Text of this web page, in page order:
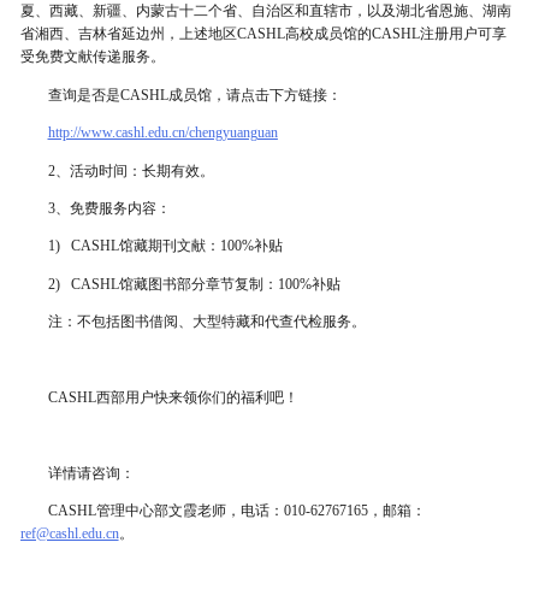
主
要
内
容
最新消息
联系我们
夏、西藏、新疆、内蒙古十二个省、自治区和直辖市，以及湖北省恩施、湖南
省湘西、吉林省延边州，上述地区CASHL高校成员馆的CASHL注册用户可享
受免费文献传递服务。
查询是否是CASHL成员馆，请点击下方链接：
http://www.cashl.edu.cn/chengyuanguan
2、活动时间： 长期有效。
3、免费服务内容：
1) CASHL馆藏期刊文献：100%补贴
2) CASHL馆藏图书部分章节复制：100%补贴
注： 不包括图书借阅、大型特藏和代查代检服务。
CASHL西部用户快来领你们的福利吧！
详情请咨询：
CASHL管理中心部文霞老师，电话：010-62767165，邮箱：
ref@cashl.edu.cn。